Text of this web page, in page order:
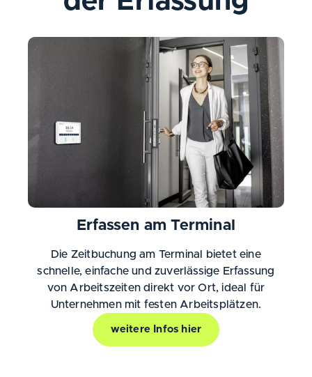
Erfassen am Terminal
Die Zeitbuchung am Terminal bietet eine
schnelle, einfache und zuverlässige Erfassung
von Arbeitszeiten direkt vor Ort, ideal für
Unternehmen mit festen Arbeitsplätzen.
weitere Infos hier